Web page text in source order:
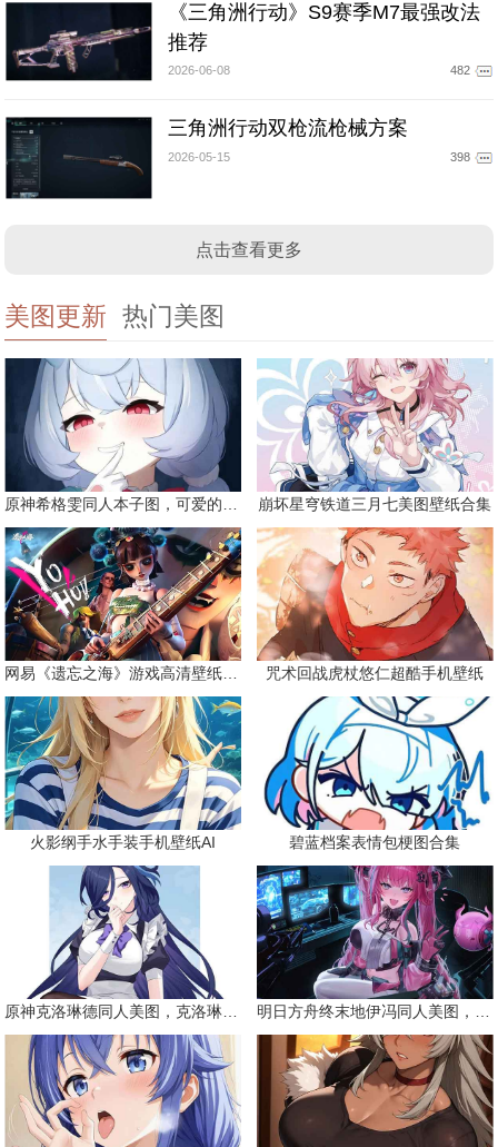
《三角洲行动》S9赛季M7最强改法
推荐
2026-06-08 482
三角洲行动双枪流枪械方案
2026-05-15 398
点击查看更多
美图更新 热门美图
崩坏星穹铁道三月七美图壁纸合集
咒术回战虎杖悠仁超酷手机壁纸
火影纲手水手装手机壁纸AI 碧蓝档案表情包梗图合集